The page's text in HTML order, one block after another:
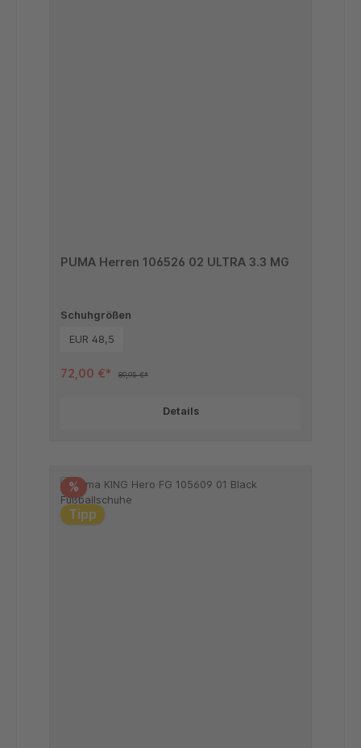
PUMA Herren 106526 02 ULTRA 3.3 MG
Schuhgrößen
EUR 48,5
72,00 €* 89,95 €*
Details
%
Tipp